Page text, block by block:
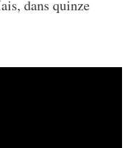
dans quinze